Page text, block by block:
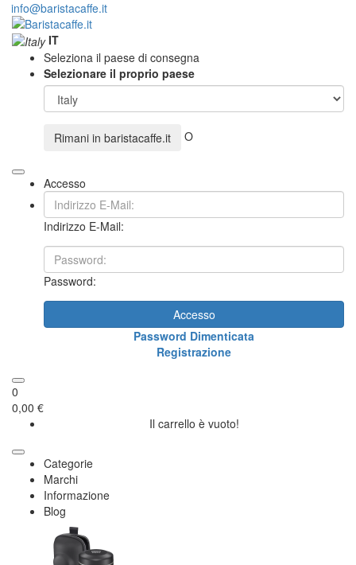
info@baristacaffe.it
IT
Seleziona il paese di consegna
Selezionare il proprio paese
Rimani in baristacaffe.it O
Accesso
Indirizzo E-Mail:
Password:
Accesso
Password Dimenticata
Registrazione
0
0,00 €
Il carrello è vuoto!
Categorie
Marchi
Informazione
Blog